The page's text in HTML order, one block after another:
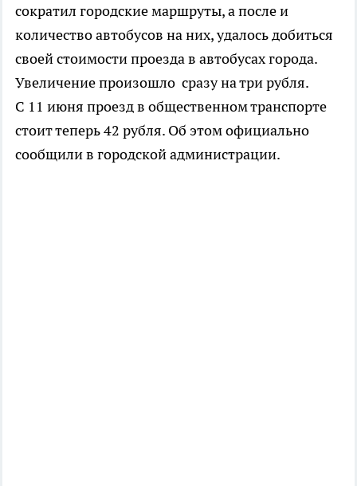
сократил городские маршруты, а после и
количество автобусов на них, удалось добиться
своей стоимости проезда в автобусах города.
Увеличение произошло сразу на три рубля.
С 11 июня проезд в общественном транспорте
стоит теперь 42 рубля. Об этом официально
сообщили в городской администрации.